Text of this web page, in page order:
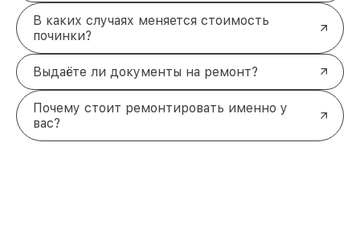
В каких случаях меняется стоимость
починки?
Выдаёте ли документы на ремонт?
Почему стоит ремонтировать именно у
вас?